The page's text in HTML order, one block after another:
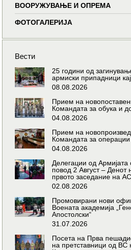
ВООРУЖУВАЊЕ И ОПРЕМА
ФОТОГАЛЕРИЈА
Вести
25 години од
армиски припадници
08.08.2026
Прием на
Командата за обука и
04.08.2026
Прием на
Командата за операции
04.08.2026
Делегации од
повод 2 Август – Денот
првото заседание на
02.08.2026
Промовирани нови
Воената академија
Апостолски“
31.07.2026
Посета на Прва
на претставници од ВС